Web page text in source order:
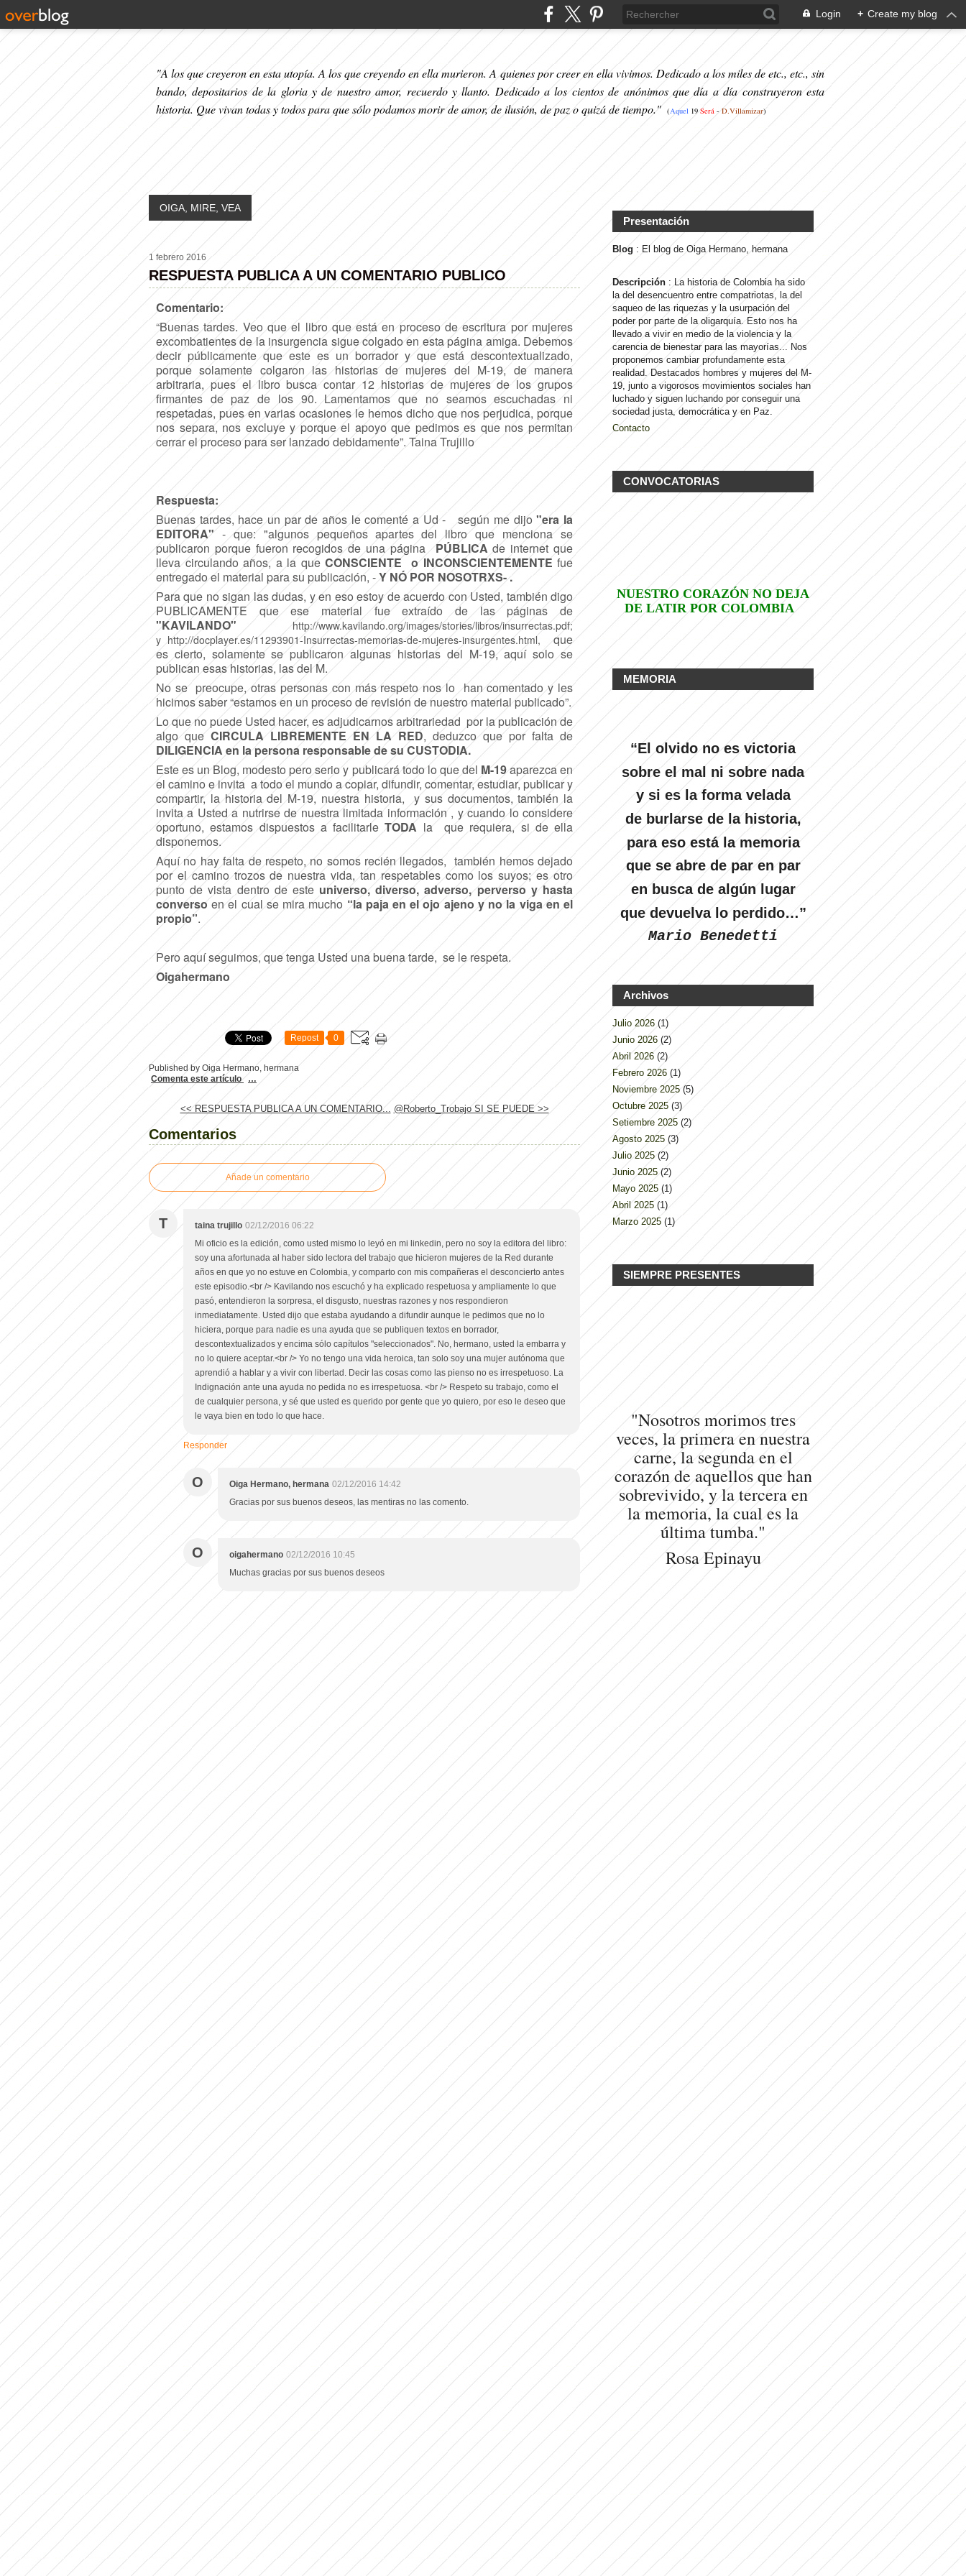
Login + Create my blog
"A los que creyeron en esta utopía. A los que creyendo en ella murieron. A quienes por creer en ella vivimos. Dedicado a los miles de etc., etc., sin
bando, depositarios de la gloria y de nuestro amor, recuerdo y llanto. Dedicado a los cientos de anónimos que día a día construyeron esta
historia. Que vivan todas y todos para que sólo podamos morir de amor, de ilusión, de paz o quizá de tiempo." (Aquel 19 Será - D.Villamizar)
OIGA, MIRE, VEA
1 febrero 2016
RESPUESTA PUBLICA A UN COMENTARIO PUBLICO
Comentario:
“Buenas tardes. Veo que el libro que está en proceso de escritura por mujeres
excombatientes de la insurgencia sigue colgado en esta página amiga. Debemos
decir públicamente que este es un borrador y que está descontextualizado,
porque solamente colgaron las historias de mujeres del M-19, de manera
arbitraria, pues el libro busca contar 12 historias de mujeres de los grupos
firmantes de paz de los 90. Lamentamos que no seamos escuchadas ni
respetadas, pues en varias ocasiones le hemos dicho que nos perjudica, porque
nos separa, nos excluye y porque el apoyo que pedimos es que nos permitan
cerrar el proceso para ser lanzado debidamente”. Taina Trujillo
Respuesta:
Buenas tardes, hace un par de años le comenté a Ud - según me dijo"era la
EDITORA" - que: "algunos pequeños apartes del libro que menciona se
publicaron porque fueron recogidos de una página PÚBLlCA de internet que
lleva circulando años, a la que CONSCIENTE o INCONSCIENTEMENTE fue
entregado el material para su publicación, -Y NÓ POR NOSOTRXS- .
Para que no sigan las dudas, y en eso estoy de acuerdo con Usted, también digo
PUBLICAMENTE que ese material fue extraído de las páginas de
"KAVILANDO"
http://www.kavilando.org/images/stories/libros/insurrectas.pdf;
y http://docplayer.es/11293901-Insurrectas-memorias-de-mujeres-insurgentes.html,
que
es cierto, solamente se publicaron algunas historias del M-19, aquí solo se
publican esas historias, las del M.
No se preocupe, otras personas con más respeto nos lo han comentado y les
hicimos saber “estamos en un proceso de revisión de nuestro material publicado”.
Lo que no puede Usted hacer, es adjudicarnos arbitrariedad por la publicación de
algo que CIRCULA LIBREMENTE EN LA RED, deduzco que por falta de
DILIGENCIA en la persona responsable de su CUSTODIA.
Este es un Blog, modesto pero serio y publicará todo lo que del M-19aparezca en
el camino e invita a todo el mundo a copiar, difundir, comentar, estudiar, publicar y
compartir, la historia del M-19, nuestra historia, y sus documentos, también la
invita a Usted a nutrirse de nuestra limitada información , y cuando lo considere
oportuno, estamos dispuestos a facilitarleTODA la que requiera, si de ella
disponemos.
Aquí no hay falta de respeto, no somos recién llegados, también hemos dejado
por el camino trozos de nuestra vida, tan respetables como los suyos; es otro
punto de vista dentro de esteuniverso, diverso, adverso, perverso y hasta
converso en el cual se mira mucho “la paja en el ojo ajeno y no la viga en el
propio”.
Pero aquí seguimos, que tenga Usted una buena tarde, se le respeta.
Oigahermano
Repost 0
Published by Oiga Hermano, hermana
Comenta este artículo
…
<< RESPUESTA PUBLICA A UN COMENTARIO... @Roberto_Trobajo SI SE PUEDE >>
Comentarios
Añade un comentario
T taina trujillo 02/12/2016 06:22
Mi oficio es la edición, como usted mismo lo leyó en mi linkedin, pero no soy la editora del libro:
soy una afortunada al haber sido lectora del trabajo que hicieron mujeres de la Red durante
años en que yo no estuve en Colombia, y comparto con mis compañeras el desconcierto antes
este episodio.<br /> Kavilando nos escuchó y ha explicado respetuosa y ampliamente lo que
pasó, entendieron la sorpresa, el disgusto, nuestras razones y nos respondieron
inmediatamente. Usted dijo que estaba ayudando a difundir aunque le pedimos que no lo
hiciera, porque para nadie es una ayuda que se publiquen textos en borrador,
descontextualizados y encima sólo capítulos "seleccionados". No, hermano, usted la embarra y
no lo quiere aceptar.<br /> Yo no tengo una vida heroica, tan solo soy una mujer autónoma que
aprendió a hablar y a vivir con libertad. Decir las cosas como las pienso no es irrespetuoso. La
Indignación ante una ayuda no pedida no es irrespetuosa. <br /> Respeto su trabajo, como el
de cualquier persona, y sé que usted es querido por gente que yo quiero, por eso le deseo que
le vaya bien en todo lo que hace.
Responder
O Oiga Hermano, hermana 02/12/2016 14:42
Gracias por sus buenos deseos, las mentiras no las comento.
O oigahermano 02/12/2016 10:45
Muchas gracias por sus buenos deseos
Presentación
Blog : El blog de Oiga Hermano, hermana
Descripción : La historia de Colombia ha sido
la del desencuentro entre compatriotas, la del
saqueo de las riquezas y la usurpación del
poder por parte de la oligarquía. Esto nos ha
llevado a vivir en medio de la violencia y la
carencia de bienestar para las mayorías... Nos
proponemos cambiar profundamente esta
realidad. Destacados hombres y mujeres del M-
19, junto a vigorosos movimientos sociales han
luchado y siguen luchando por conseguir una
sociedad justa, democrática y en Paz.
Contacto
CONVOCATORIAS
NUESTRO CORAZÓN NO DEJA
DE LATIR POR COLOMBIA
MEMORIA
“El olvido no es victoria
sobre el mal ni sobre nada
y si es la forma velada
de burlarse de la historia,
para eso está la memoria
que se abre de par en par
en busca de algún lugar
que devuelva lo perdido…”
Mario Benedetti
Archivos
Julio 2026 (1)
Junio 2026 (2)
Abril 2026 (2)
Febrero 2026 (1)
Noviembre 2025 (5)
Octubre 2025 (3)
Setiembre 2025 (2)
Agosto 2025 (3)
Julio 2025 (2)
Junio 2025 (2)
Mayo 2025 (1)
Abril 2025 (1)
Marzo 2025 (1)
SIEMPRE PRESENTES
"Nosotros morimos tres
veces, la primera en nuestra
carne, la segunda en el
corazón de aquellos que han
sobrevivido, y la tercera en
la memoria, la cual es la
última tumba."
Rosa Epinayu